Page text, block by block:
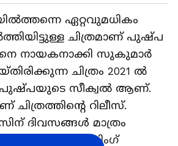
ഏറ്റവുമധികം
ചിത്രമാണ് പുഷ്പ
നായകനാക്കി സുകുമാര്‍
ചിത്രം 2021 ല്‍
പുഷ്പയുടെ സീക്വല്‍ ആണ്.
റിലീസ്.
ദിവസങ്ങള്‍ മാത്രം
സെന്‍സറിം​ഗ്